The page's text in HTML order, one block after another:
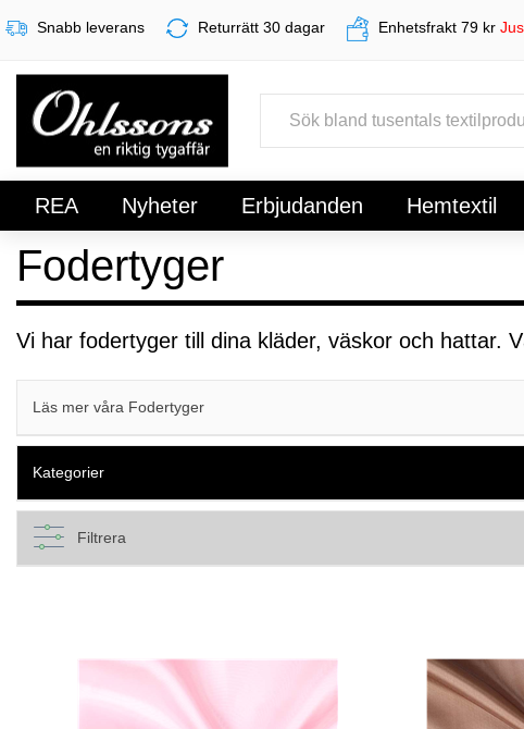
Snabb leverans Returrätt 30 dagar Enhetsfrakt 79 kr
REA Nyheter Erbjudanden Hemtextil
Register Sign In
Fodertyger
Vi har fodertyger till dina kläder, väskor och hattar.
Läs mer våra Fodertyger
Kategorier
Filtrera